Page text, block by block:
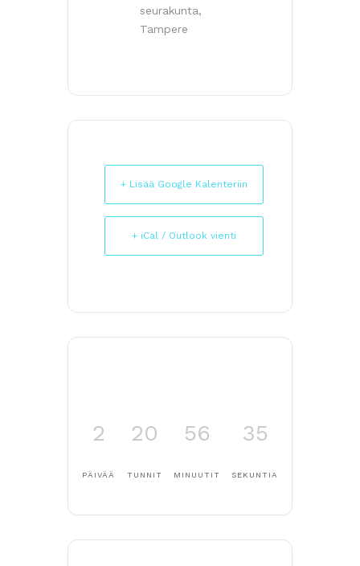
seurakunta,
Tampere
+ Lisää Google Kalenteriin
+ iCal / Outlook vienti
2
PÄIVÄÄ
20
TUNNIT
56
MINUUTIT
34
SEKUNTIA